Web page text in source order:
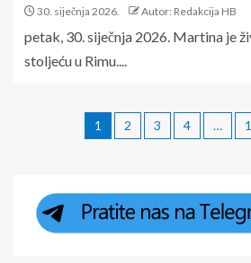
30. siječnja 2026. Autor: Redakcija HB
petak, 30. siječnja 2026. Martina je
stoljeću u Rimu....
1 2 3 4 …